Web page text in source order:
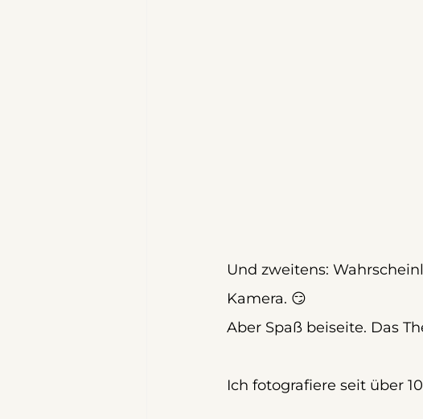
Und zweitens:
Kamera. 😏
Aber Spaß beiseite. Das
Ich fotografiere seit über